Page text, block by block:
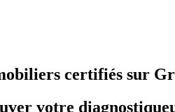
certifiés sur
votre